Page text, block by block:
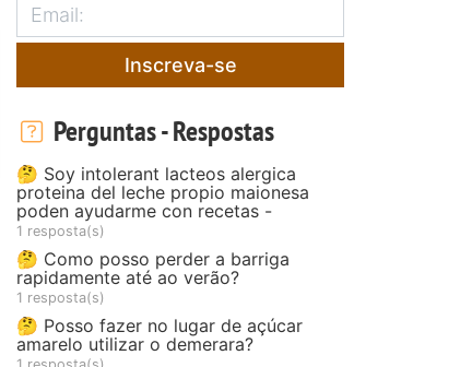
Inscreva-se
Perguntas - Respostas
🤔 Soy intolerant lacteos alergica
proteina del leche propio maionesa
poden ayudarme con recetas -
1 resposta(s)
🤔 Como posso perder a barriga
rapidamente até ao verão?
1 resposta(s)
🤔 Posso fazer no lugar de açúcar
amarelo utilizar o demerara?